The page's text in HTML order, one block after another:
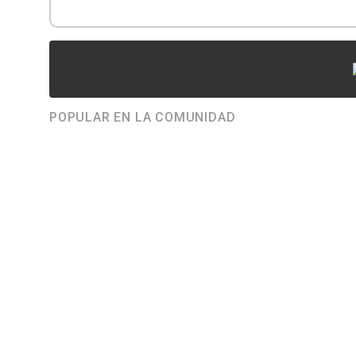
POPULAR EN LA COMUNIDAD